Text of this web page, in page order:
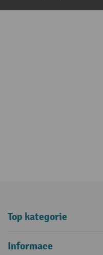
Top kategorie
Informace